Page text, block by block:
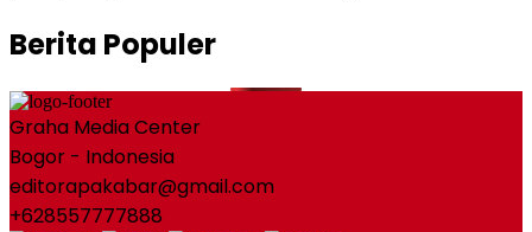
Berita Populer
Graha Media Center
Bogor - Indonesia
editorapakabar@gmail.com
+628557777888